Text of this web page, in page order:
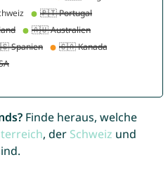
Finde heraus, welche
, der Schweiz und